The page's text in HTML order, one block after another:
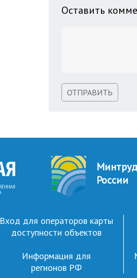
Оставить
ОТПРАВИТЬ
Минтруд
России
Вход для операторов карты
доступности объектов
Информация для
регионов РФ